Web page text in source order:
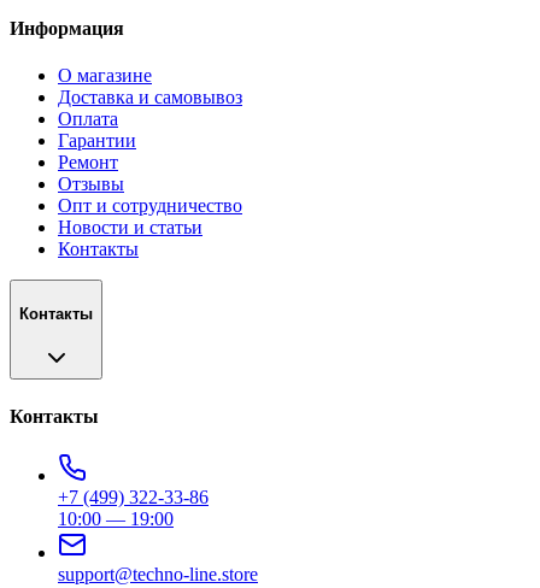
Информация
О магазине
Доставка и самовывоз
Оплата
Гарантии
Ремонт
Отзывы
Опт и сотрудничество
Новости и статьи
Контакты
Контакты
Контакты
+7 (499) 322-33-86
10:00 — 19:00
support@techno-line.store